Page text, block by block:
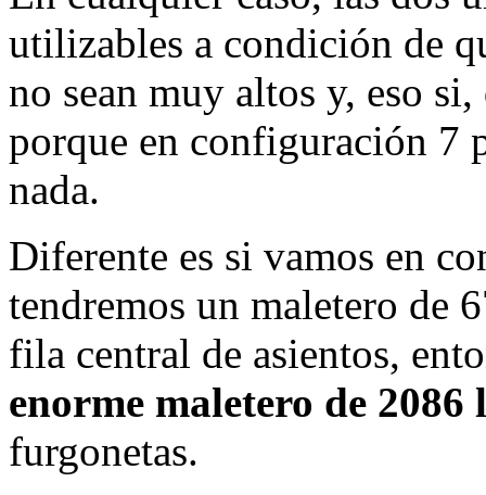
utilizables a condición de
no sean muy altos y, eso
porque en configuración 7
nada.
Diferente es si vamos en
tendremos un maletero de
fila central de asientos,
enorme maletero de 2086
furgonetas.